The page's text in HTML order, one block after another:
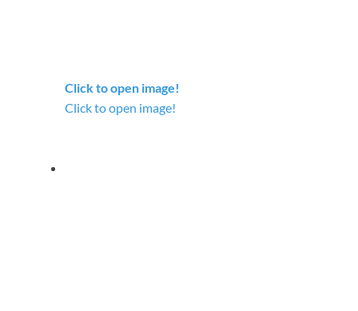
Click to open image!
Click to open image!